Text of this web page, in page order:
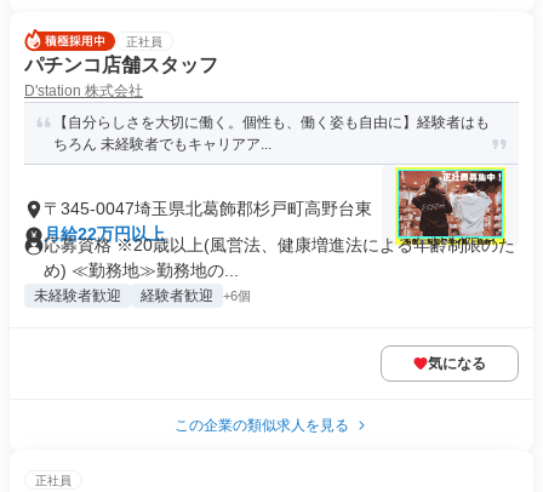
正社員
パチンコ店舗スタッフ
D'station 株式会社
【自分らしさを大切に働く。個性も、働く姿も自由に】経験者はも
ちろん 未経験者でもキャリアア...
〒345-0047埼玉県北葛飾郡杉戸町高野台東
月給22万円以上
応募資格 ※20歳以上(風営法、健康増進法による年齢制限のた
め) ≪勤務地≫勤務地の...
未経験者歓迎 経験者歓迎 +6個
気になる
この企業の類似求人を見る
正社員